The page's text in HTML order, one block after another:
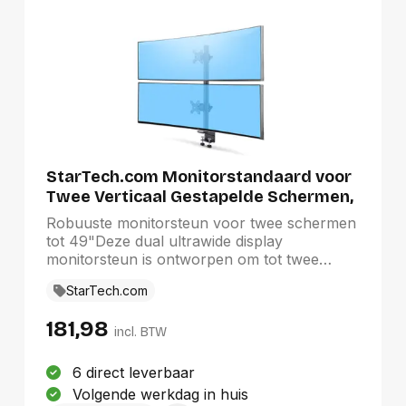
StarTech.com Monitorstandaard voor
Twee Verticaal Gestapelde Schermen,
Dual 49", Max 32kg, C-Klem, Quick-
Release VESA Systeem, Widescreen
16:9/Ultrawide 32:9 display, TAA
Robuuste monitorsteun voor twee schermen
tot 49"Deze dual ultrawide display
monitorsteun is ontworpen om tot twee
met 32:9 beeldverhouding te kunnen
werkruimte voor data aggregatie en multi-
TAA-compliant.Robuust DraagvermogenMet
een totaal draagvermogen van 16 kg per
StarTech.com
181,98 incl. BTW
6 direct leverbaar
Volgende werkdag in huis